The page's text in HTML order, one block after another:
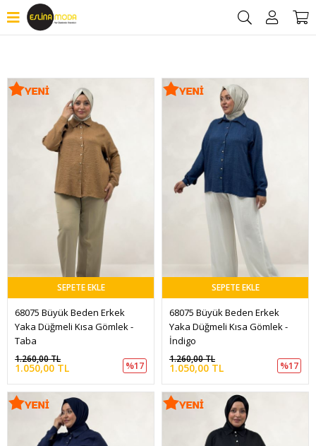
Filtrele
SEPETE EKLE
68075 Büyük Beden Erkek
Yaka Düğmeli Kısa Gömlek -
Taba
1.050,00 TL
1.260,00 TL
%17
SEPETE EKLE
68075 Büyük Beden Erkek
Yaka Düğmeli Kısa Gömlek -
İndigo
1.050,00 TL
1.260,00 TL
%17